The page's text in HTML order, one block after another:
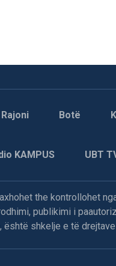
Rajoni Botë
KAMPUS UBT
the kontrollohet
publikimi i
është shkelje e të